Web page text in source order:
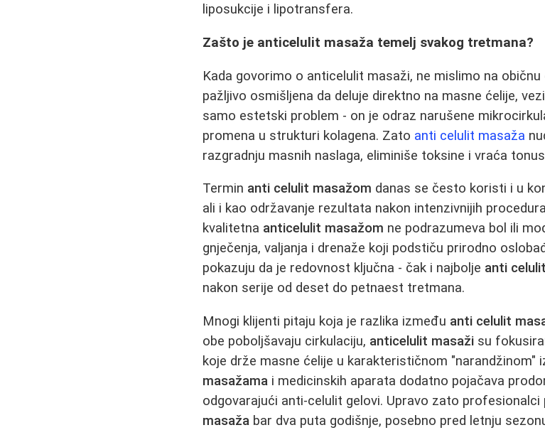
liposukcije i lipotransfera.
Zašto je anticelulit masaža temelj svakog tretmana?
Kada govorimo o anticelulit masaži, ne mislimo na
pažljivo osmišljena da deluje direktno na masne ćelije,
samo estetski problem - on je odraz narušene
promena u strukturi kolagena. Zato anti celulit masaža
razgradnju masnih naslaga, eliminiše toksine i vraća
Termin anti celulit masažom danas se često koristi i u
ali i kao održavanje rezultata nakon intenzivnijih
kvalitetna anticelulit masažom ne podrazumeva bol ili
gnječenja, valjanja i drenaže koji podstiču prirodno
pokazuju da je redovnost ključna - čak i najbolje anti
nakon serije od deset do petnaest tretmana.
Mnogi klijenti pitaju koja je razlika između anti celulit
obe poboljšavaju cirkulaciju, anticelulit masaži su
koje drže masne ćelije u karakterističnom "narandžinom"
masažama i medicinskih aparata dodatno pojačava
odgovarajući anti-celulit gelovi. Upravo zato profesionalci
masaža bar dva puta godišnje, posebno pred letnju